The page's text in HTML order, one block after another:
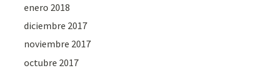
enero 2018
diciembre 2017
noviembre 2017
octubre 2017